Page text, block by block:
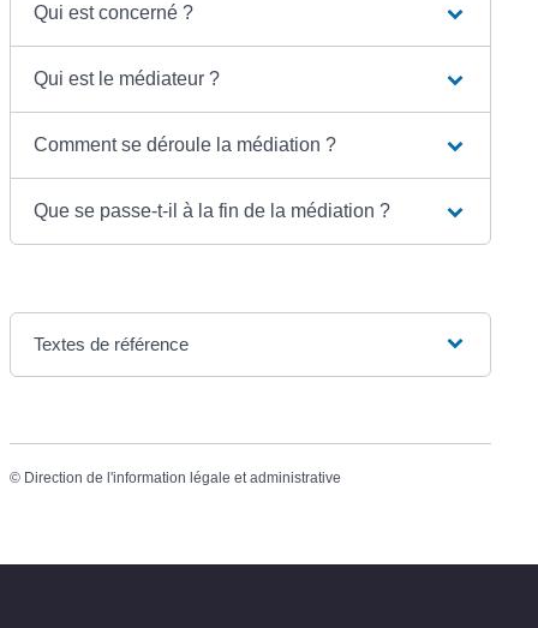
Qui est concerné ?
Qui est le médiateur ?
Comment se déroule la médiation ?
Que se passe-t-il à la fin de la médiation ?
Textes de référence
© Direction de l'information légale et administrative